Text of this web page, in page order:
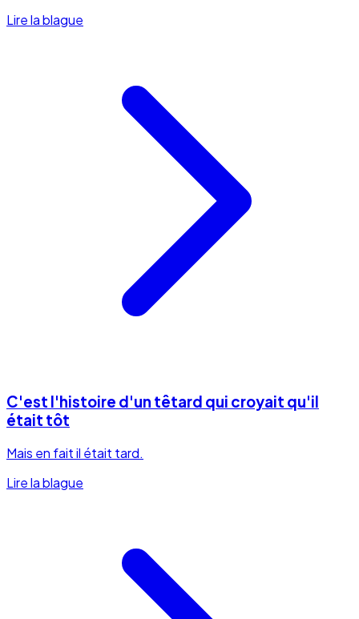
Lire la blague
C'est l'histoire d'un têtard qui croyait qu'il
était tôt
Mais en fait il était tard.
Lire la blague